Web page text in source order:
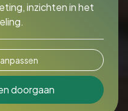
inzichten in het
doorgaan